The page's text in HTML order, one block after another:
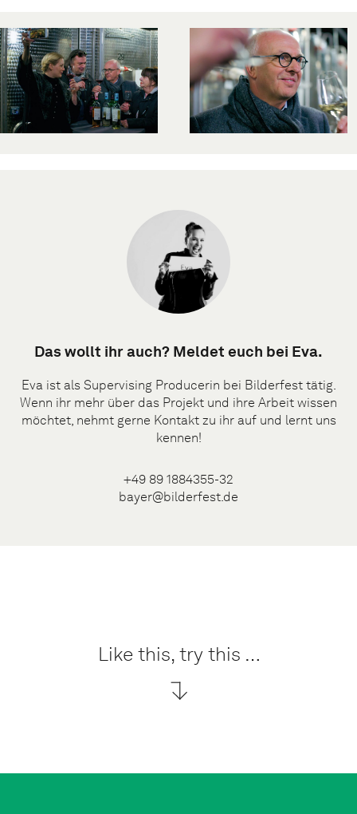
Das wollt ihr auch? Meldet euch bei Eva.
Eva ist als Supervising Producerin bei Bilderfest tätig.
Wenn ihr mehr über das Projekt und ihre Arbeit wissen
möchtet, nehmt gerne Kontakt zu ihr auf und lernt uns
kennen!
+49 89 1884355-32
bayer@bilderfest.de
Like this, try this …